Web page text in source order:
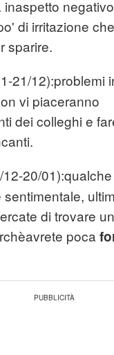
di irritazione
sparire.
21/12):problemi
vi piaceranno
dei colleghi e
12-20/01):qualche
di trovare
poca